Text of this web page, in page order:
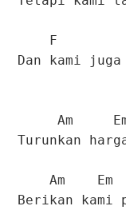
F
Dan kami
Am
Turunkan
Am
Berikan kami